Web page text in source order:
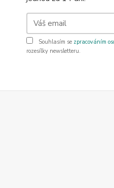
Souhlasím se zpracováním
rozesílky newsletteru.